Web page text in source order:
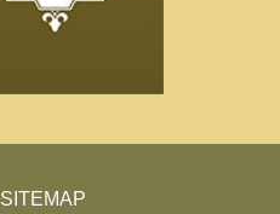
SITEMAP